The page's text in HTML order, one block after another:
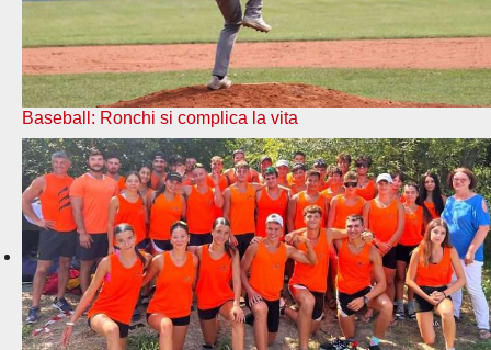
Baseball: Ronchi si complica la vita